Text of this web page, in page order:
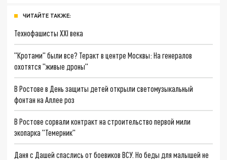
ЧИТАЙТЕ ТАКЖЕ:
Технофашисты XXI века
"Кротами" были все? Теракт в центре Москвы: На генералов
охотятся "живые дроны"
В Ростове в День защиты детей открыли светомузыкальный
фонтан на Аллее роз
В Ростове сорвали контракт на строительство первой мили
экопарка "Темерник"
Даня с Дашей спаслись от боевиков ВСУ. Но беды для малышей не